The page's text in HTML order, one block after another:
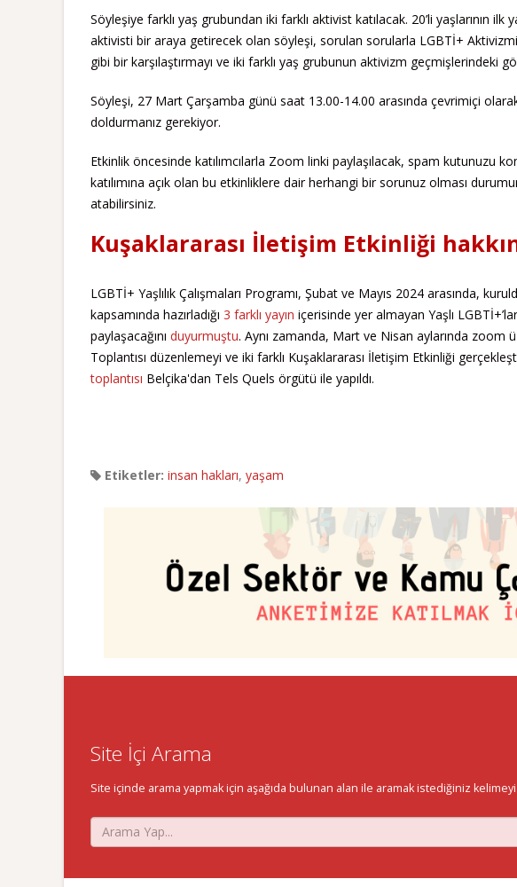
Söyleşiye farklı yaş grubundan iki farklı aktivist katılacak. 20’li yaşlarının ilk
aktivisti bir araya getirecek olan söyleşi, sorulan sorularla LGBTİ+
gibi bir karşılaştırmayı ve iki farklı yaş grubunun aktivizm geçmişlerindeki
Söyleşi, 27 Mart Çarşamba günü saat 13.00-14.00 arasında çevrimiçi
doldurmanız gerekiyor.
Etkinlik öncesinde katılımcılarla Zoom linki paylaşılacak, spam kutunuzu
katılımına açık olan bu etkinliklere dair herhangi bir sorunuz olması
atabilirsiniz.
Kuşaklararası İletişim Etkinliği
LGBTİ+ Yaşlılık Çalışmaları Programı, Şubat ve Mayıs 2024 arasında,
kapsamında hazırladığı 3 farklı yayın içerisinde yer almayan Yaşlı
paylaşacağını duyurmuştu. Aynı zamanda, Mart ve Nisan aylarında zoom
Toplantısı düzenlemeyi ve iki farklı Kuşaklararası İletişim Etkinliği
toplantısı Belçika'dan Tels Quels örgütü ile yapıldı.
Etiketler: insan hakları, yaşam
Site İçi Arama
Site içinde arama yapmak için aşağıda bulunan alan ile aramak istediğiniz